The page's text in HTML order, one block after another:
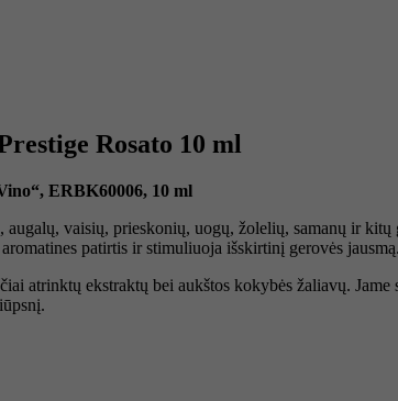
Rosato 10 ml
ERBK60006, 10 ml
vaisių, prieskonių, uogų, žolelių, samanų ir
patirtis ir stimuliuoja išskirtinį gerovės jausmą.
atrinktų ekstraktų bei aukštos kokybės žaliavų.